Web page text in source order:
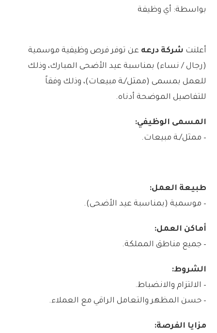
بواسطة: أي وظيفة
أعلنت شركة درعه عن توفر فرص وظيفية موسمية
(رجال / نساء) بمناسبة عيد الأضحى المبارك، وذلك
للعمل بمسمى (ممثل/ـة مبيعات)، وذلك وفقاً
للتفاصيل الموضحة أدناه.
المسمى الوظيفي:
– ممثل/ـة مبيعات.
طبيعة العمل:
– موسمية (بمناسبة عيد الأضحى).
أماكن العمل:
– جميع مناطق المملكة.
الشروط:
– الالتزام والانضباط.
– حسن المظهر والتعامل الراقي مع العملاء.
مزايا الفرصة: